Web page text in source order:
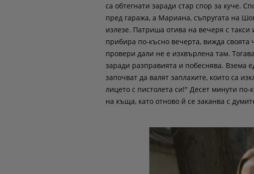
са обтегнати заради стар спор за куче.
пред гаража, а Мариана, съпругата на
излезе. Патриша отива на вечеря с
прибира по-късно вечерта, вижда
провери дали не е изхвърлена там.
заради разправията и побеснява. Взема
започват да валят заплахите, които са
лицето с пистолета си!" Десет минути
на къща, като отново й се заканва с